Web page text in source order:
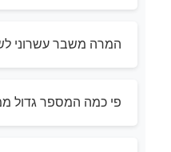
המרה משבר עשרוני
פי כמה המספר גדול